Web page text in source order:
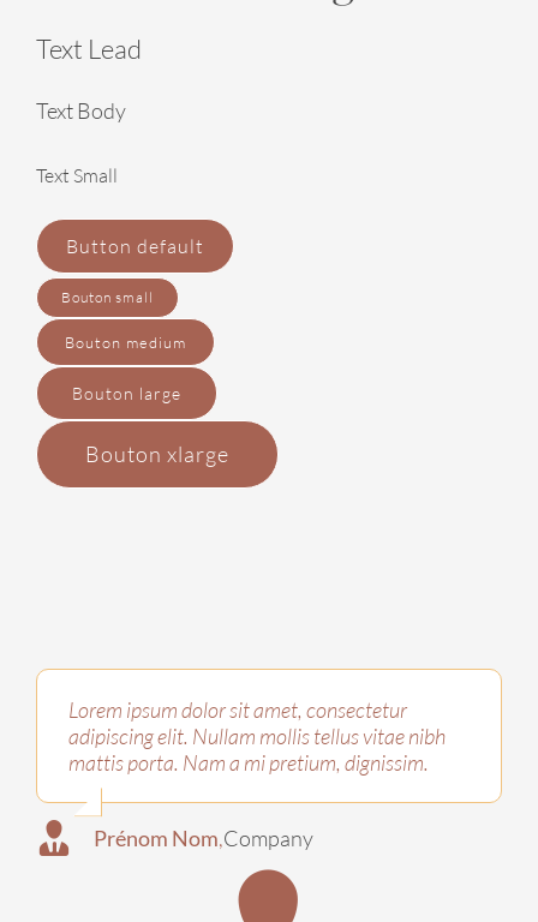
Text Lead
Text Body
Text Small
Button default
Bouton small
Bouton medium
Bouton large
Bouton xlarge
Lorem ipsum dolor sit amet, consectetur
adipiscing elit. Nullam mollis tellus vitae nibh
mattis porta. Nam a mi pretium, dignissim.
Prénom Nom,Company